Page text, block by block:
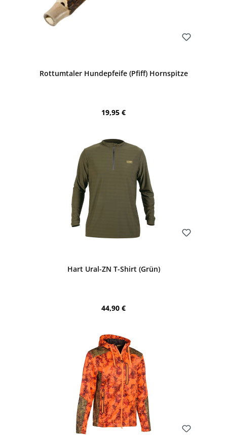
Rottumtaler Hundepfeife (Pfiff) Hornspitze
Regulärer Preis:
19,95 €
Hart Ural-ZN T-Shirt (Grün)
Regulärer Preis:
44,90 €